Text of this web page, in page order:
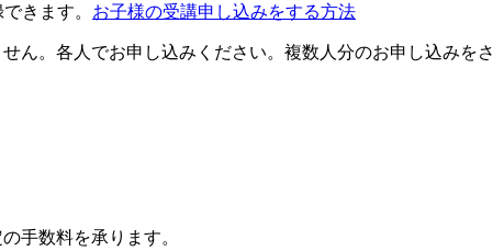
きます。 お子様の受講申し込みをする方法
ん。各人でお申し込みください。複数人分のお申し込みをさ
手数料を承ります。